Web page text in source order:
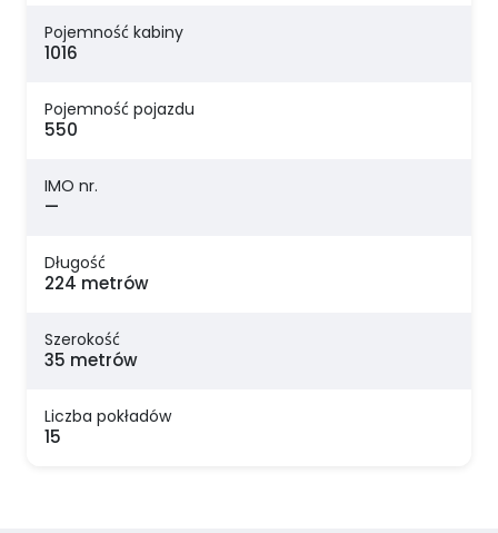
Pojemność kabiny
1016
Pojemność pojazdu
550
IMO nr.
—
Długość
224 metrów
Szerokość
35 metrów
Liczba pokładów
15